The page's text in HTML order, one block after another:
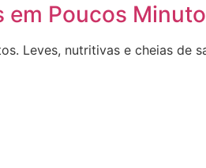
em Poucos
Leves, nutritivas e cheias